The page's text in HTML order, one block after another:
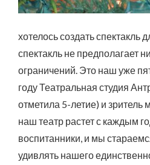
хотелось создать спектакль
спектакль не предполагает
ограничений. Это наш уже
году Театральная студия
отметила 5-летие) и зритель
наш театр растет с каждым
воспитанники, и мы
удивлять нашего